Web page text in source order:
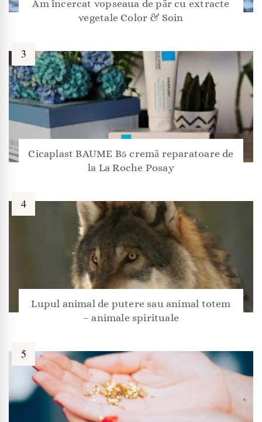
Am încercat vopseaua de păr cu extracte
vegetale Color & Soin
Cicaplast BAUME B5 cremă reparatoare de
la La Roche Posay
Lupul animal de putere sau animal totem
– animale spirituale